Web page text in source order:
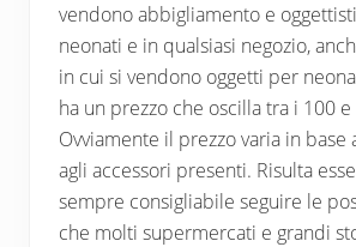
vendono abbigliamento e
neonati e in qualsiasi negozio,
in cui si vendono oggetti per
ha un prezzo che oscilla tra i 100
Ovviamente il prezzo varia in base
agli accessori presenti. Risulta
sempre consigliabile seguire le
che molti supermercati e grandi